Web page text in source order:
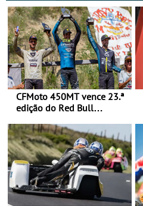
CFMoto 450MT vence 23.ª
edição do Red Bull
Categorias Adventure -
Vitória na Ultimate, Core e
Lite